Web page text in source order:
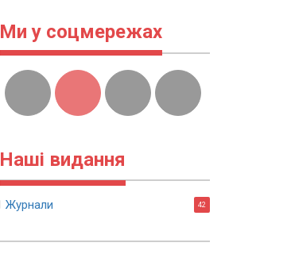
Ми у соцмережах
Наші видання
Журнали 42